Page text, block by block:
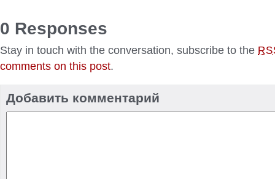
0 Responses
Stay in touch with the conversation, subscribe to the
comments on this post.
Добавить комментарий